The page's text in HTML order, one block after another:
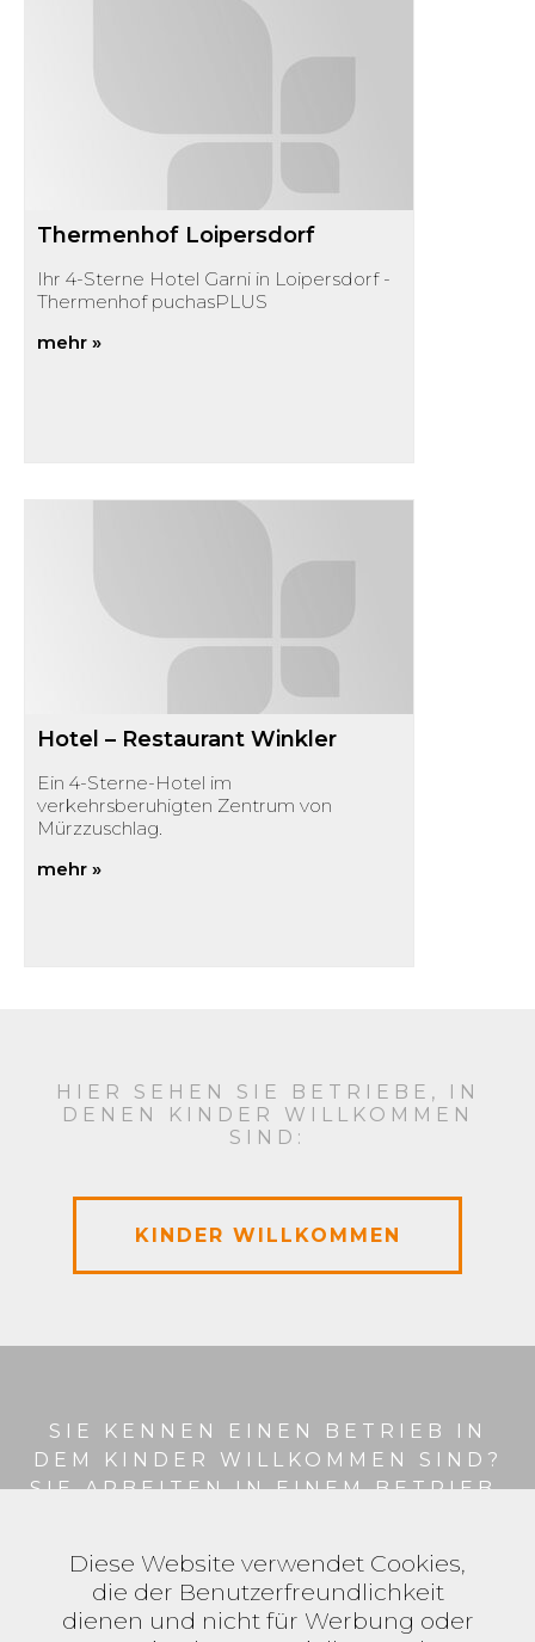
Thermenhof Loipersdorf
Ihr 4-Sterne Hotel Garni in Loipersdorf -
Thermenhof puchasPLUS
mehr »
Hotel – Restaurant Winkler
Ein 4-Sterne-Hotel im
verkehrsberuhigten Zentrum von
Mürzzuschlag.
mehr »
HIER SEHEN SIE BETRIEBE, IN
DENEN KINDER WILLKOMMEN
SIND:
KINDER WILLKOMMEN
SIE KENNEN EINEN BETRIEB IN
DEM KINDER WILLKOMMEN SIND?
SIE ARBEITEN IN EINEM BETRIEB,
Diese Website verwendet Cookies,
die der Benutzerfreundlichkeit
dienen und nicht für Werbung oder